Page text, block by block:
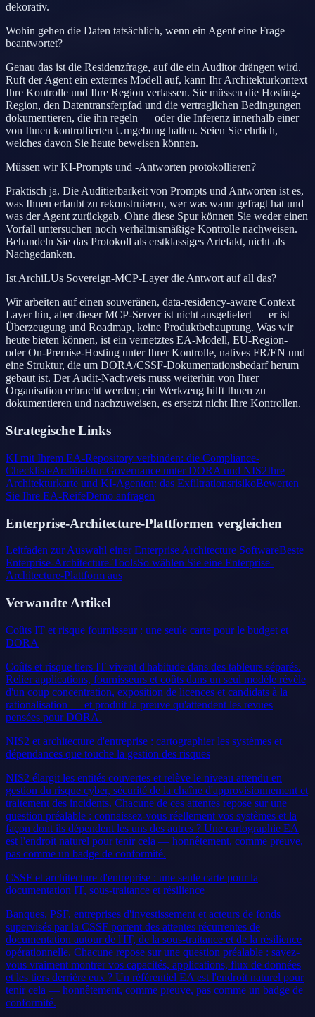
dekorativ.
Wohin gehen die Daten tatsächlich, wenn ein Agent eine Frage
beantwortet?
Genau das ist die Residenzfrage, auf die ein Auditor drängen wird.
Ruft der Agent ein externes Modell auf, kann Ihr Architekturkontext
Ihre Kontrolle und Ihre Region verlassen. Sie müssen die Hosting-
Region, den Datentransferpfad und die vertraglichen Bedingungen
dokumentieren, die ihn regeln — oder die Inferenz innerhalb einer
von Ihnen kontrollierten Umgebung halten. Seien Sie ehrlich,
welches davon Sie heute beweisen können.
Müssen wir KI-Prompts und -Antworten protokollieren?
Praktisch ja. Die Auditierbarkeit von Prompts und Antworten ist es,
was Ihnen erlaubt zu rekonstruieren, wer was wann gefragt hat und
was der Agent zurückgab. Ohne diese Spur können Sie weder einen
Vorfall untersuchen noch verhältnismäßige Kontrolle nachweisen.
Behandeln Sie das Protokoll als erstklassiges Artefakt, nicht als
Nachgedanken.
Ist ArchiLUs Sovereign-MCP-Layer die Antwort auf all das?
Wir arbeiten auf einen souveränen, data-residency-aware Context
Layer hin, aber dieser MCP-Server ist nicht ausgeliefert — er ist
Überzeugung und Roadmap, keine Produktbehauptung. Was wir
heute bieten können, ist ein vernetztes EA-Modell, EU-Region-
oder On-Premise-Hosting unter Ihrer Kontrolle, natives FR/EN und
eine Struktur, die um DORA/CSSF-Dokumentationsbedarf herum
gebaut ist. Der Audit-Nachweis muss weiterhin von Ihrer
Organisation erbracht werden; ein Werkzeug hilft Ihnen zu
dokumentieren und nachzuweisen, es ersetzt nicht Ihre Kontrollen.
Strategische Links
KI mit Ihrem EA-Repository verbinden: die Compliance-
ChecklisteArchitektur-Governance unter DORA und NIS2Ihre
Architekturkarte und KI-Agenten: das ExfiltrationsrisikoBewerten
Sie Ihre EA-ReifeDemo anfragen
Enterprise-Architecture-Plattformen vergleichen
Leitfaden zur Auswahl einer Enterprise Architecture SoftwareBeste
Enterprise-Architecture-ToolsSo wählen Sie eine Enterprise-
Architecture-Plattform aus
Verwandte Artikel
Coûts IT et risque fournisseur : une seule carte pour le budget et
DORA
Coûts et risque tiers IT vivent d'habitude dans des tableurs séparés.
Relier applications, fournisseurs et coûts dans un seul modèle révèle
d'un coup concentration, exposition de licences et candidats à la
rationalisation — et produit la preuve qu'attendent les revues
pensées pour DORA.
NIS2 et architecture d'entreprise : cartographier les systèmes et
dépendances que touche la gestion des risques
NIS2 élargit les entités couvertes et relève le niveau attendu en
gestion du risque cyber, sécurité de la chaîne d'approvisionnement et
traitement des incidents. Chacune de ces attentes repose sur une
question préalable : connaissez-vous réellement vos systèmes et la
façon dont ils dépendent les uns des autres ? Une cartographie EA
est l'endroit naturel pour tenir cela — honnêtement, comme preuve,
pas comme un badge de conformité.
CSSF et architecture d'entreprise : une seule carte pour la
documentation IT, sous-traitance et résilience
Banques, PSF, entreprises d'investissement et acteurs de fonds
supervisés par la CSSF portent des attentes récurrentes de
documentation autour de l'IT, de la sous-traitance et de la résilience
opérationnelle. Chacune repose sur une question préalable : savez-
vous vraiment montrer vos capacités, applications, flux de données
et les tiers derrière eux ? Un référentiel EA est l'endroit naturel pour
tenir cela — honnêtement, comme preuve, pas comme un badge de
conformité.